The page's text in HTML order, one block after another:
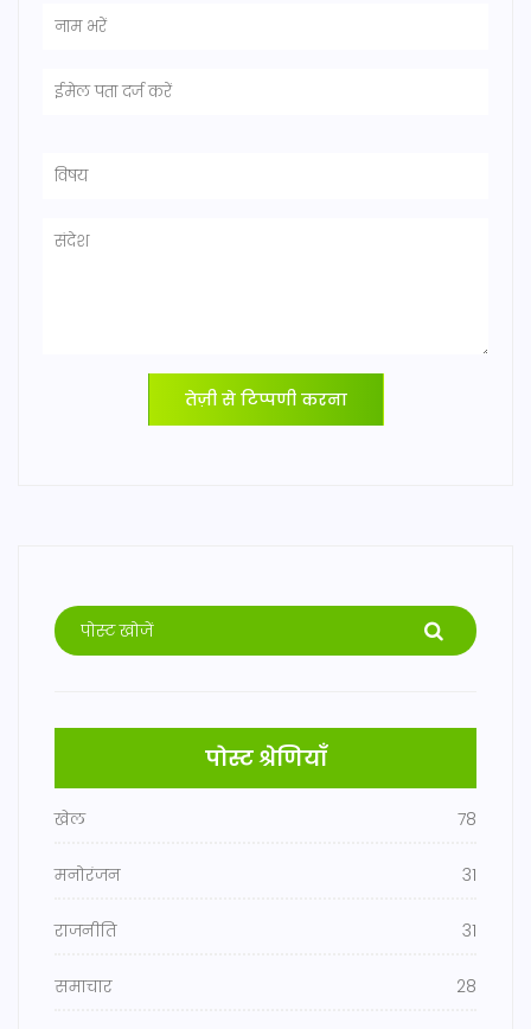
तेज़ी से टिप्पणी करना
पोस्ट श्रेणियाँ
खेल 78
मनोरंजन 31
राजनीति 31
समाचार 28